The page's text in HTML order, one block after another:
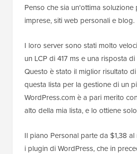
Penso che sia un'ottima soluzione
imprese, siti web personali e blog.
I loro server sono stati molto
un LCP di 417 ms e una risposta
Questo è stato il miglior risultato
questa lista per la gestione di un
WordPress.com è a pari merito
alto della mia lista, e lo ottiene
Il piano Personal parte da $1,38
i plugin di WordPress, che in